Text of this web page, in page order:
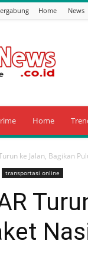
Home News
Home
ke Jalan, Bagikan
transportasi online